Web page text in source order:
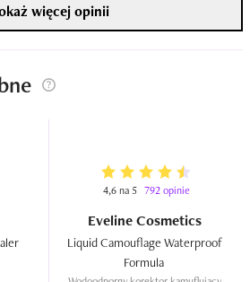
więcej opinii
4,6 na 5 792 opinie
Eveline Cosmetics
Liquid Camouflage Waterproof